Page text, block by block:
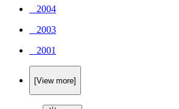
_ 2004
_ 2003
_ 2001
[View more]